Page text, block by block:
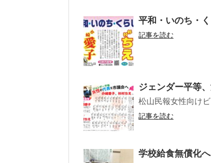
平和・いのち・
記事を読む
ジェンダー平等
松山民報女性向け
記事を読む
学校給食無償化